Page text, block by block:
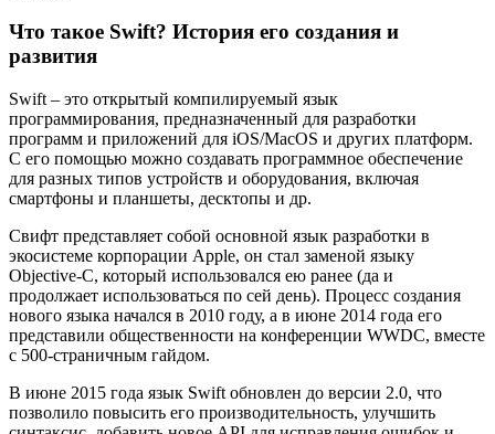
Что такое Swift? История его создания и
развития
Swift – это открытый компилируемый язык
программирования, предназначенный для разработки
программ и приложений для iOS/MacOS и других платформ.
С его помощью можно создавать программное обеспечение
для разных типов устройств и оборудования, включая
смартфоны и планшеты, десктопы и др.
Свифт представляет собой основной язык разработки в
экосистеме корпорации Apple, он стал заменой языку
Objective-C, который использовался ею ранее (да и
продолжает использоваться по сей день). Процесс создания
нового языка начался в 2010 году, а в июне 2014 года его
представили общественности на конференции WWDC, вместе
с 500-страничным гайдом.
В июне 2015 года язык Swift обновлен до версии 2.0, что
позволило повысить его производительность, улучшить